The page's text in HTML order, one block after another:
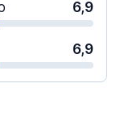
6,9
6,9